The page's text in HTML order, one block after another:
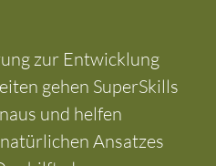
zur Entwicklung
gehen SuperSkills
und helfen
Ansatzes